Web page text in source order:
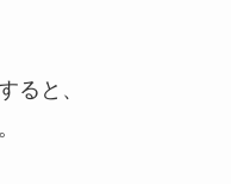
ると、